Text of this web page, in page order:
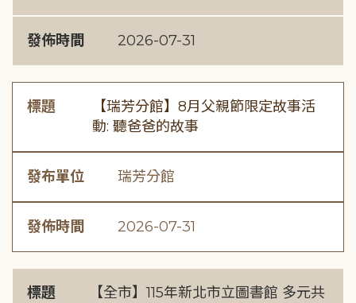
發佈時間 2026-07-31
標題
【瑞芳分館】8月父親節限定故事活
動: 聽爸爸的故事
發布單位 瑞芳分館
發佈時間 2026-07-31
標題
【全市】115年新北市立圖書館 多元共